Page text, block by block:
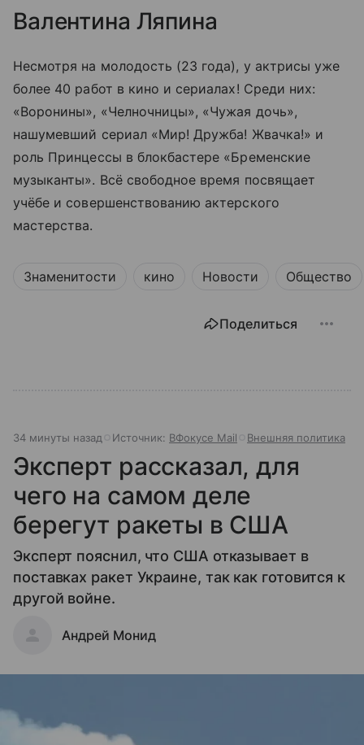
Валентина Ляпина
Несмотря на молодость (23 года), у актрисы уже
более 40 работ в кино и сериалах! Среди них:
«Воронины», «Челночницы», «Чужая дочь»,
нашумевший сериал «Мир! Дружба! Жвачка!» и
роль Принцессы в блокбастере «Бременские
музыканты». Всё свободное время посвящает
учёбе и совершенствованию актерского
мастерства.
Знаменитости кино Новости Общество
Поделиться
34 минуты назад Источник: ВФокусе Mail Внешняя политика
Эксперт рассказал, для
чего на самом деле
берегут ракеты в США
Эксперт пояснил, что США отказывает в
поставках ракет Украине, так как готовится к
другой войне.
Андрей Монид